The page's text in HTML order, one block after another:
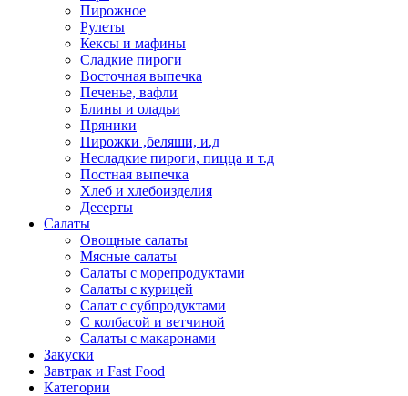
Пирожное
Рулеты
Кексы и мафины
Сладкие пироги
Восточная выпечка
Печенье, вафли
Блины и оладьи
Пряники
Пирожки ,беляши, и.д
Несладкие пироги, пицца и т.д
Постная выпечка
Хлеб и хлебоизделия
Десерты
Салаты
Овощные салаты
Мясные салаты
Салаты с морепродуктами
Салаты с курицей
Салат с субпродуктами
С колбасой и ветчиной
Салаты с макаронами
Закуски
Завтрак и Fast Food
Категории